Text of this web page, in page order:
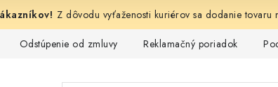
Z dôvodu vyťaženosti kuriérov sa dodanie
Odstúpenie od zmluvy Reklamačný poriadok